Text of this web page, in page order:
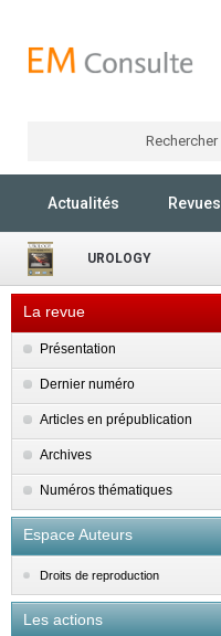
Rechercher
Actualités Revues
UROLOGY
La revue
Présentation
Dernier numéro
Articles en prépublication
Archives
Numéros thématiques
Espace Auteurs
Droits de reproduction
Les actions